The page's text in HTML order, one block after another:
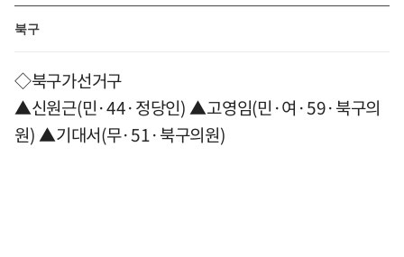
북구
◇북구가선거구
▲신원근(민·44·정당인) ▲고영임(민·여·59·북구의
원) ▲기대서(무·51·북구의원)